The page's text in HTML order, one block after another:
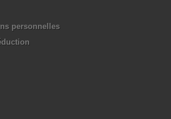
personnelles